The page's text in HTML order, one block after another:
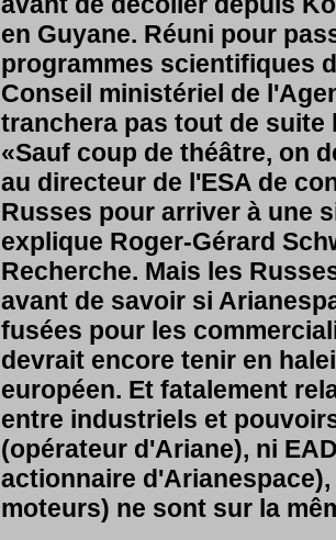
en Guyane. Réuni pour
programmes scientifiques
Conseil ministériel de
tranchera pas tout de suite
«Sauf coup de théâtre, on
au directeur de l'ESA de
Russes pour arriver à une
explique Roger-Gérard
Recherche. Mais les
avant de savoir si
fusées pour les
devrait encore tenir en
européen. Et fatalement
entre industriels et
(opérateur d'Ariane), ni
actionnaire
moteurs) ne sont sur la